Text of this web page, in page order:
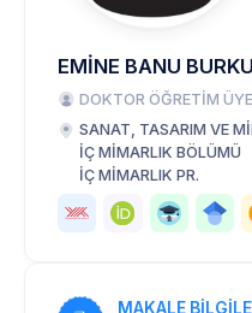
EMİNE BANU
DOKTOR ÖĞRETİM
SANAT, TASARIM VE
İÇ MİMARLIK BÖLÜMÜ
İÇ MİMARLIK PR.
MAKALE